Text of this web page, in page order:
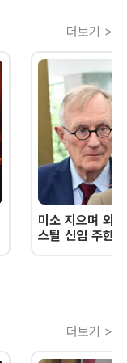
더보기 >
미소 지으며 외
스틸 신임 주한
더보기 >